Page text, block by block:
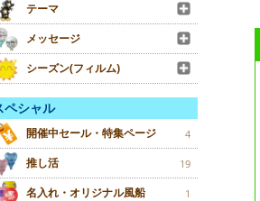
テーマ
メッセージ
シーズン(フィルム)
ペシャル
開催中セール・特集ページ 4
推し活 19
名入れ・オリジナル風船 1